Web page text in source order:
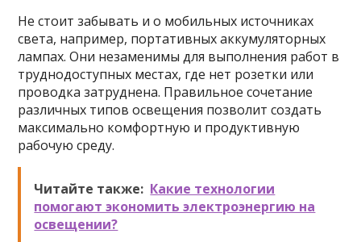
Не стоит забывать и о мобильных источниках
света, например, портативных аккумуляторных
лампах. Они незаменимы для выполнения работ в
труднодоступных местах, где нет розетки или
проводка затруднена. Правильное сочетание
различных типов освещения позволит создать
максимально комфортную и продуктивную
рабочую среду.
Читайте также: Какие технологии
помогают экономить электроэнергию на
освещении?